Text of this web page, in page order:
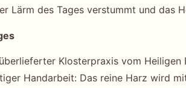
Lärm des Tages verstummt und das
Klosterpraxis vom
Handarbeit: Das reine Harz wird